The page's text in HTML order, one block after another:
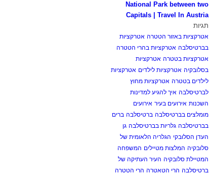
National Park between two
Capitals | Travel In Austria
תגיות
אטרקציות באזור הטטרה אטרקציות
בברטיסלבה אטרקציות בהרי הטטרה
אטרקציות בטטרה אטרקציות
בסלובקיה אטרקציות לילדים אטרקציות
לילדים בטטרה אטרקציות מחוץ
לברטיסלבה איך להגיע למדינות
השכנות אירועים בעיר אירועים
מומלצים בברטיסלבה ברטיסלבה ברים
בברטיסלבה גלריות בברטיסלבה גן
העדן הסלובקי הגלריה הלאומית של
סלובקיה המלצות מטיילים המשפחה
המטיילת סלובקיה העיר העתיקה של
ברטיסלבה הרי הטאטרה הרי הטטרה